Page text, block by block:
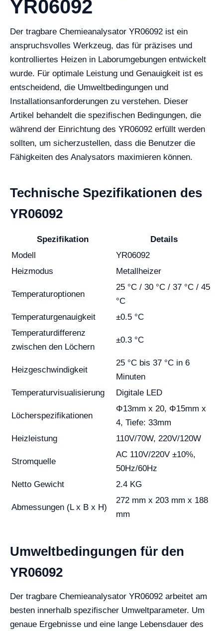
YR06092
Der tragbare Chemieanalysator YR06092 ist ein
anspruchsvolles Werkzeug, das für präzises und
kontrolliertes Heizen in Laborumgebungen entwickelt
wurde. Für optimale Leistung und Genauigkeit ist es
entscheidend, die Umweltbedingungen und
Installationsanforderungen zu verstehen. Dieser
Artikel behandelt die spezifischen Bedingungen, die
während der Einrichtung des YR06092 erfüllt werden
sollten, um sicherzustellen, dass die Benutzer die
Fähigkeiten des Analysators maximieren können.
Technische Spezifikationen des
YR06092
Spezifikation
Details
Modell
YR06092
Heizmodus
Metallheizer
Temperaturoptionen
25 °C / 30 °C / 37 °C / 45
°C
Temperaturgenauigkeit
±0.5 °C
Temperaturdifferenz
zwischen den Löchern
±0.3 °C
Heizgeschwindigkeit
25 °C bis 37 °C in 6
Minuten
Temperaturvisualisierung
Digitale LED
Löcherspezifikationen
Φ13mm x 20, Φ15mm x
4, Tiefe: 33mm
Heizleistung
110V/70W, 220V/120W
Stromquelle
AC 110V/220V ±10%,
50Hz/60Hz
Netto Gewicht
2.4 KG
Abmessungen (L x B x H)
272 mm x 203 mm x 188
mm
Umweltbedingungen für den
YR06092
Der tragbare Chemieanalysator YR06092 arbeitet am
besten innerhalb spezifischer Umweltparameter. Um
genaue Ergebnisse und eine lange Lebensdauer des